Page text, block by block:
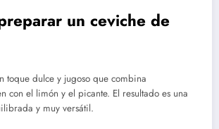
un ceviche de
toque dulce y jugoso que combina
con el limón y el picante. El resultado es una
y muy versátil.